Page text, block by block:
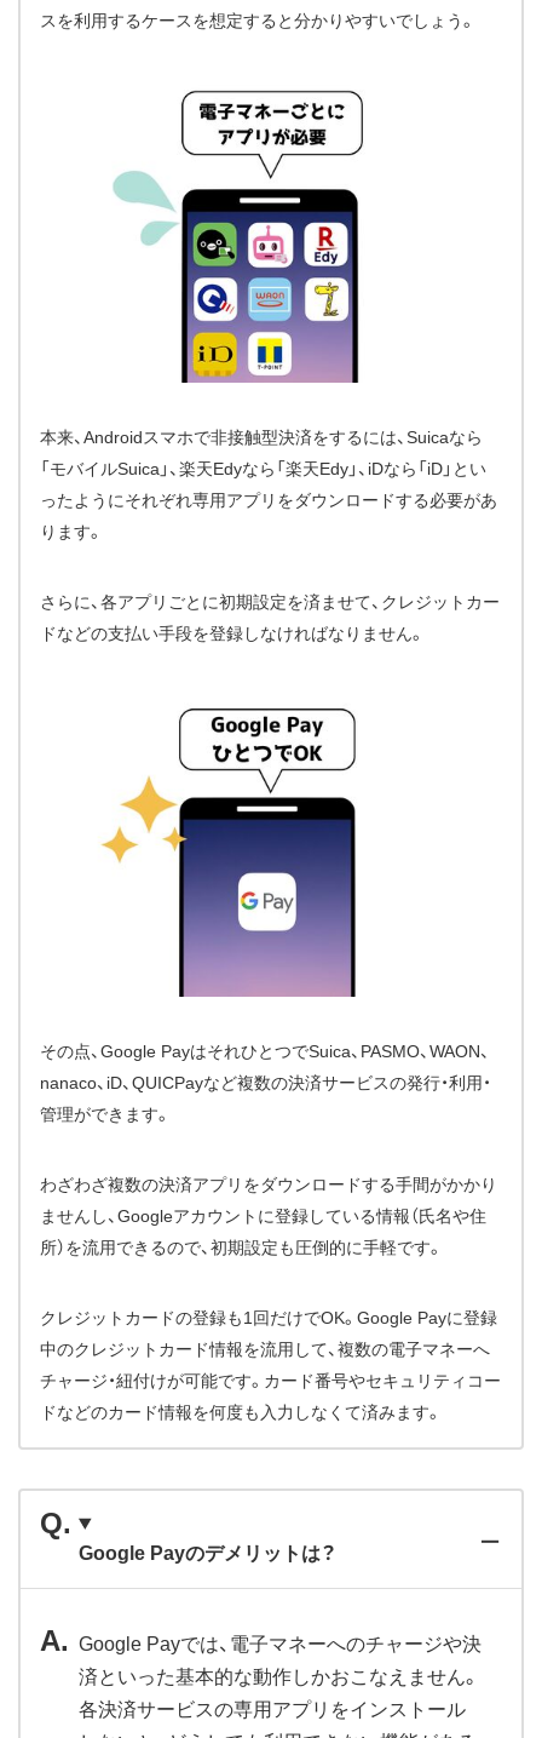
スを利用するケースを想定すると分かりやすいでしょう。
本来、Androidスマホで非接触型決済をするには、Suicaなら
「モバイルSuica」、楽天Edyなら「楽天Edy」、iDなら「iD」とい
ったようにそれぞれ専用アプリをダウンロードする必要があ
ります。
さらに、各アプリごとに初期設定を済ませて、クレジットカー
ドなどの支払い手段を登録しなければなりません。
その点、Google PayはそれひとつでSuica、PASMO、WAON、
nanaco、iD、QUICPayなど複数の決済サービスの発行・利用・
管理ができます。
わざわざ複数の決済アプリをダウンロードする手間がかかり
ませんし、Googleアカウントに登録している情報（氏名や住
所）を流用できるので、初期設定も圧倒的に手軽です。
クレジットカードの登録も1回だけでOK。Google Payに登録
中のクレジットカード情報を流用して、複数の電子マネーへ
チャージ・紐付けが可能です。カード番号やセキュリティコー
ドなどのカード情報を何度も入力しなくて済みます。
Google Payのデメリットは？
Google Payでは、電子マネーへのチャージや決
済といった基本的な動作しかおこなえません。
各決済サービスの専用アプリをインストール